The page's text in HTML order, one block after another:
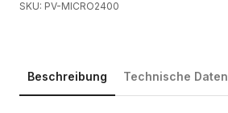
SKU: PV-MICRO2400
Beschreibung Technische Daten